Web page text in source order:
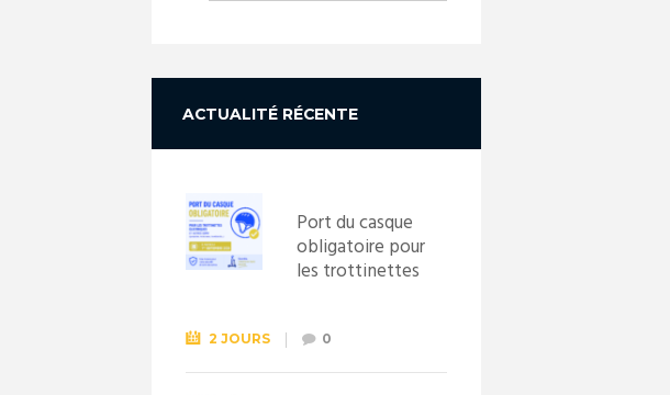
ACTUALITÉ RÉCENTE
Port du casque
obligatoire pour
les trottinettes
septembre
2026
2 JOURS 0